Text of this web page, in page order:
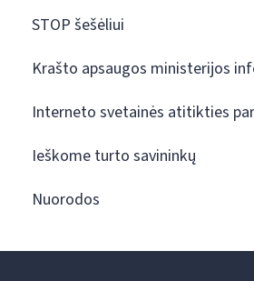
STOP šešėliui
Krašto apsaugos ministerijos
Interneto svetainės atitikties
Ieškome turto savininkų
Nuorodos